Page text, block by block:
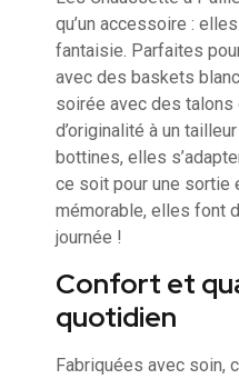
qu’un accessoire :
fantaisie. Parfaites
avec des baskets
soirée avec des talons
d’originalité à un
bottines, elles
ce soit pour une sortie
mémorable, elles font
journée !
Confort et
quotidien
Fabriquées avec soin,